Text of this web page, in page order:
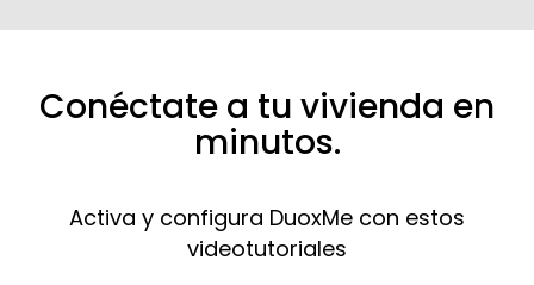
Conéctate a tu vivienda en
minutos.
Activa y configura DuoxMe con estos
videotutoriales